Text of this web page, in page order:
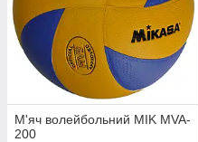
М'яч волейбольний MIK MVA-
200